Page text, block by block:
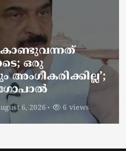
സര്‍ക്കാര്‍
കടിയേറ്റു;
August 6, 2026 5 views